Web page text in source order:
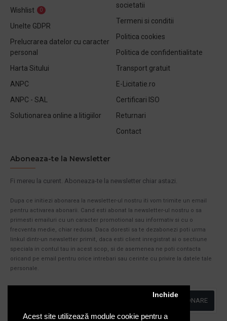
Acest site utilizează module cookie pentru a
Inchide
Wishlist
0
Unelte GDPR
Prelucrarea datelor cu caracter
personal
Harta Sitului
ANPC
ANPC - SAL
Solutionarea online a litigiilor
societatii
Termeni si conditii
Politica cookies
Politica de confidentialitate
Transport gratuit
E-Licitatie.ro
Certificari ISO
Returnari
Contact
Aboneaza-te la Newsletter
Fi mereu la curent. Aboneaza-te la newsletter chiar astazi.
Dupa ce initiezi abonarea la newsletter-ul nostru iti vom trimite un email
pentru activarea abonarii. Cand esti abonat la newsletter-ul nostru o sa
primesti emailuri cu un caracter promotional sau informativ si cu o
frecventa medie, chiar redusa. Daca doresti sa te dezabonezi poti urma
linkul dintr-un newsletter primit, daca esti client inregistrat ai o sectiune
speciala in contul tau in acest scop, si de asemenea ne poti contacta
oricand pe email pentru orice intrebari sau cerinte cu privire la datele tale
personale.
ABONARE